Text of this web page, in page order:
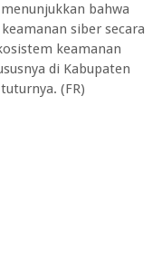
bahwa
siber secara
keamanan
di Kabupaten
(FR)